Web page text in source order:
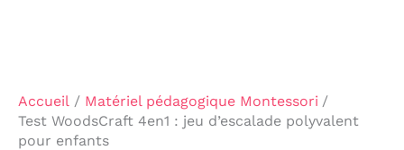
Accueil
Matériel pédagogique Montessori
Test WoodsCraft 4en1 : jeu d’escalade polyvalent
pour enfants